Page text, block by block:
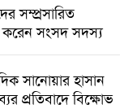
সম্প্রসারিত
করেন সংসদ সদস্য
সানোয়ার হাসান
প্রতিবাদে বিক্ষোভ